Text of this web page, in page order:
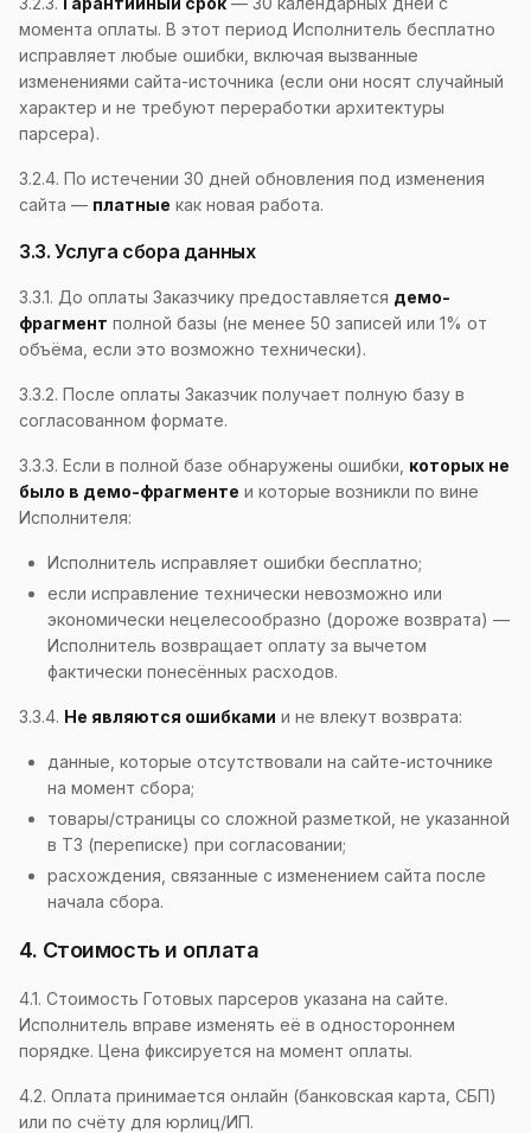
момента оплаты. В этот период Исполнитель бесплатно
исправляет любые ошибки, включая вызванные
изменениями сайта-источника (если они носят случайный
характер и не требуют переработки архитектуры
парсера).
3.2.4. По истечении 30 дней обновления под изменения
сайта — платные как новая работа.
3.3. Услуга сбора данных
3.3.1. До оплаты Заказчику предоставляется демо-
фрагмент полной базы (не менее 50 записей или 1% от
объёма, если это возможно технически).
3.3.2. После оплаты Заказчик получает полную базу в
согласованном формате.
3.3.3. Если в полной базе обнаружены ошибки, которых не
было в демо-фрагменте и которые возникли по вине
Исполнителя:
Исполнитель исправляет ошибки бесплатно;
если исправление технически невозможно или
экономически нецелесообразно (дороже возврата) —
Исполнитель возвращает оплату за вычетом
фактически понесённых расходов.
3.3.4. Не являются ошибками и не влекут возврата:
данные, которые отсутствовали на сайте-источнике
на момент сбора;
товары/страницы со сложной разметкой, не указанной
в ТЗ (переписке) при согласовании;
расхождения, связанные с изменением сайта после
начала сбора.
4. Стоимость и оплата
4.1. Стоимость Готовых парсеров указана на сайте.
Исполнитель вправе изменять её в одностороннем
порядке. Цена фиксируется на момент оплаты.
4.2. Оплата принимается онлайн (банковская карта, СБП)
или по счёту для юрлиц/ИП.